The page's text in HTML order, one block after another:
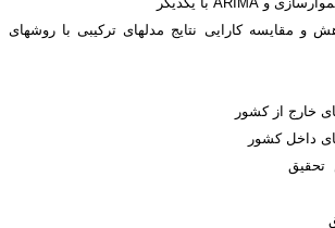
و مقایسه کارایی نتایج مدل‏های ترکیبی با روش‏های
خارج از کشور
داخل کشور